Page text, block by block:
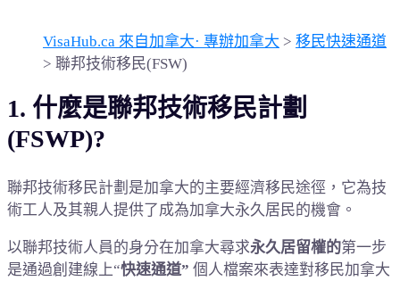
VisaHub.ca 來自加拿大· 專辦加拿大 > 移民快速通道
> 聯邦技術移民(FSW)
1. 什麼是聯邦技術移民計劃
(FSWP)?
聯邦技術移民計劃是加拿大的主要經濟移民途徑，它為技
術工人及其親人提供了成為加拿大永久居民的機會。
以聯邦技術人員的身分在加拿大尋求永久居留權的第一步
是通過創建線上“快速通道” 個人檔案來表達對移民加拿大